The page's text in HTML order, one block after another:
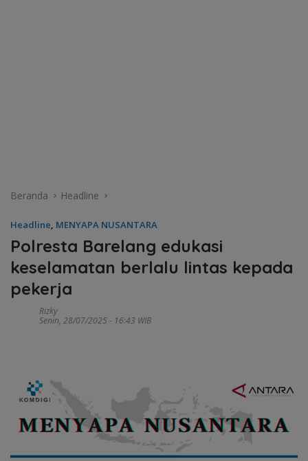
Beranda Headline
Headline, MENYAPA NUSANTARA
Polresta Barelang edukasi
keselamatan berlalu lintas kepada
pekerja
Rizky
Senin, 28/07/2025 - 16:43 WIB